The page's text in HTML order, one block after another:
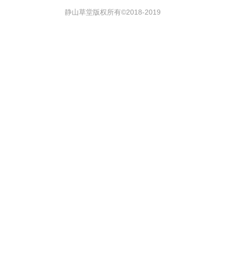
静山草堂版权所有©2018-2019